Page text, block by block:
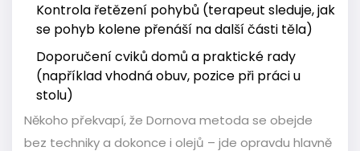
Kontrola řetězení pohybů (terapeut sleduje, jak
se pohyb kolene přenáší na další části těla)
Doporučení cviků domů a praktické rady
(například vhodná obuv, pozice při práci u
stolu)
Někoho překvapí, že Dornova metoda se obejde
bez techniky a dokonce i olejů – jde opravdu hlavně